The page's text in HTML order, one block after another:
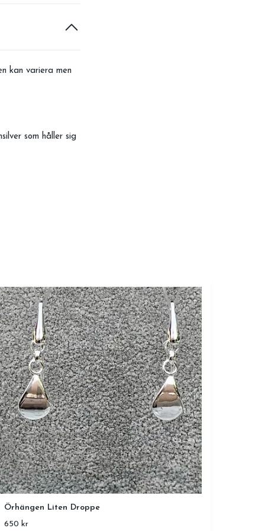
kan variera men
som håller sig
Örhängen Liten Droppe
650 kr